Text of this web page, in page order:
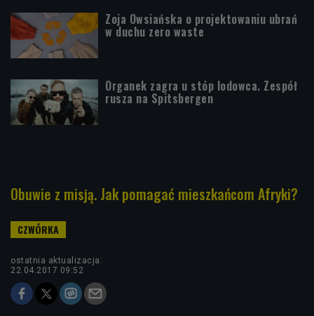
Zoja Owsiańska o projektowaniu ubrań
w duchu zero waste
Organek zagra u stóp lodowca. Zespół
rusza na Spitsbergen
Obuwie z misją. Jak pomagać mieszkańcom Afryki?
ostatnia aktualizacja:
22.04.2017 09:52